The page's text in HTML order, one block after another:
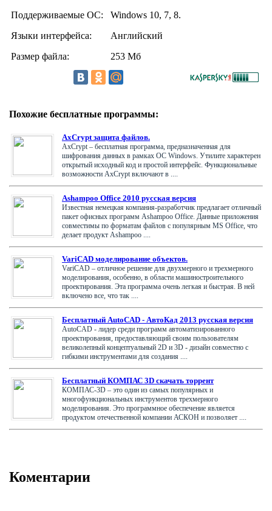
Поддерживаемые ОС:
Windows 10, 7, 8.
Языки интерфейса:
Английский
Размер файла:
253 Мб
Похожие бесплатные программы:
AxCrypt защита файлов.
AxCrypt – бесплатная программа, предназначенная для
шифрования данных в рамках ОС Windows. Утилите характерен
открытый исходный код и простой интерфейс. Функциональные
возможности AxCrypt включают в ....
Ashampoo Office 2010 русская версия
Известная немецкая компания-разработчик предлагает отличный
пакет офисных программ Ashampoo Office. Данные приложения
совместимы по форматам файлов с популярным MS Office, что
делает продукт Ashampoo ....
VariCAD моделирование объектов.
VariCAD – отличное решение для двухмерного и трехмерного
моделирования, особенно, в области машиностроительного
проектирования. Эта программа очень легкая и быстрая. В ней
включено все, что так ....
Бесплатный AutoCAD - АвтоКад 2013 русская версия
AutoCAD - лидер среди программ автоматизированного
проектирования, предоставляющий своим пользователям
великолепный концептуальный 2D и 3D - дизайн совместно с
гибкими инструментами для создания ....
Бесплатный КОМПАС 3D скачать торрент
КОМПАС-3D – это один из самых популярных и
многофункциональных инструментов трехмерного
моделирования. Это программное обеспечение является
продуктом отечественной компании АСКОН и позволяет ....
Коментарии